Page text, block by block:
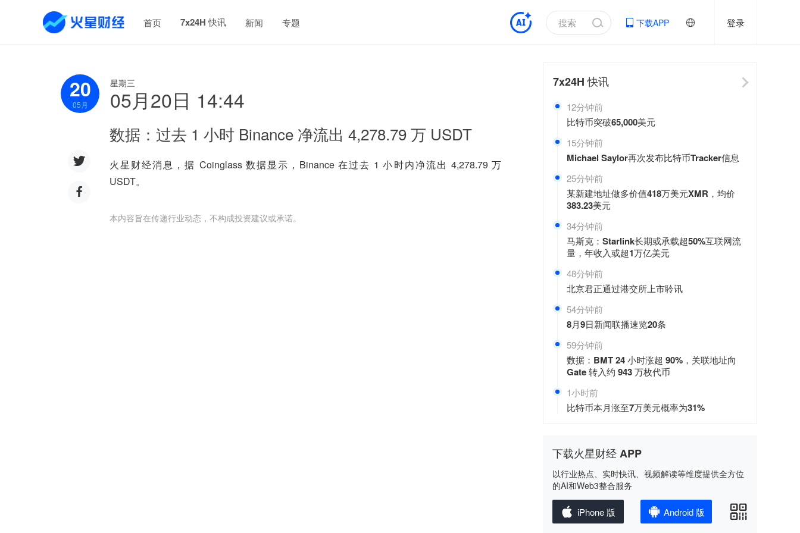
首页 7x24H 快讯 新闻 专题 下载APP 登录
20
05月
星期三
05月20日 14:44
数据：过去 1 小时 Binance 净流出 4,278.79 万 USDT
火星财经消息，据 Coinglass 数据显示，Binance 在过去 1 小时内净流出 4,278.79 万
USDT。
本内容旨在传递行业动态，不构成投资建议或承诺。
7x24H快讯
12分钟前
比特币突破65,000美元
15分钟前
Michael Saylor再次发布比特币Tracker信息
25分钟前
某新建地址做多价值418万美元XMR，均价
383.23美元
34分钟前
马斯克：Starlink长期或承载超50%互联网流
量，年收入或超1万亿美元
48分钟前
北京君正通过港交所上市聆讯
54分钟前
8月9日新闻联播速览20条
59分钟前
数据：BMT 24 小时涨超 90%，关联地址向
Gate 转入约 943 万枚代币
1小时前
比特币本月涨至7万美元概率为31%
下载火星财经 APP
以行业热点、实时快讯、视频解读等维度提供全方位
的AI和Web3整合服务
iPhone 版 Android 版